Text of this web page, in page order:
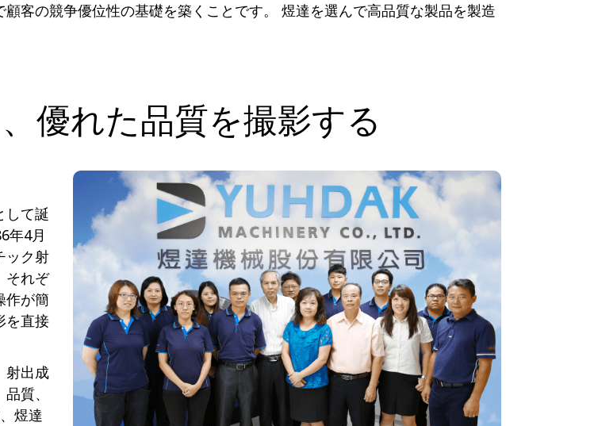
客の競争優位性の基礎を築くことです。 煜達を選んで高品質な製品を製造
優れた品質を撮影する
して誕
年4月
ック射
それぞ
作が簡
を直接
射出成
質、
煜達